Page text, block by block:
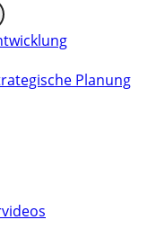
Planung